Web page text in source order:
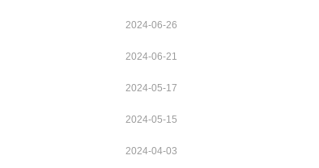
2024-06-26
2024-06-21
2024-05-17
2024-05-15
2024-04-03